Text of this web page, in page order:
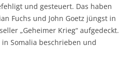
und gesteuert. Das haben
Fuchs und John Goetz jüngst in
„Geheimer Krieg“ aufgedeckt.
Somalia beschrieben und